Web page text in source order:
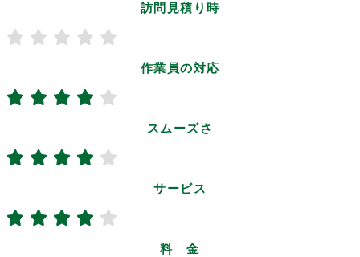
訪問見積り時
作業員の対応
スムーズさ
サービス
料 金